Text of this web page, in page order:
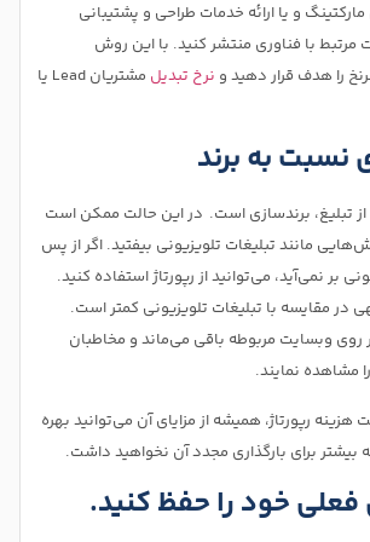
و یا ارائه خدمات طراحی و پشتیبانی
با فناوری منتشر کنید. با این روش
را هدف قرار دهید و نرخ تبدیل
مشتریان Lead یا
تبلیغ، برندسازی است. در این حالت ممکن است
مانند تبلیغات تلویزیونی بیفتید. اگر از پس
بر نمی‌آید، می‌توانید از رپورتاژ استفاده کنید.
در مقایسه با تبلیغات تلویزیونی کمتر است.
وبسایت مربوطه باقی می‌ماند و مخاطبان
مشاهده نمایند.
هزینه رپورتاژ، همیشه از مزایای آن می‌توانید بهره
بیشتر برای بارگذاری مجدد آن نخواهید داشت.